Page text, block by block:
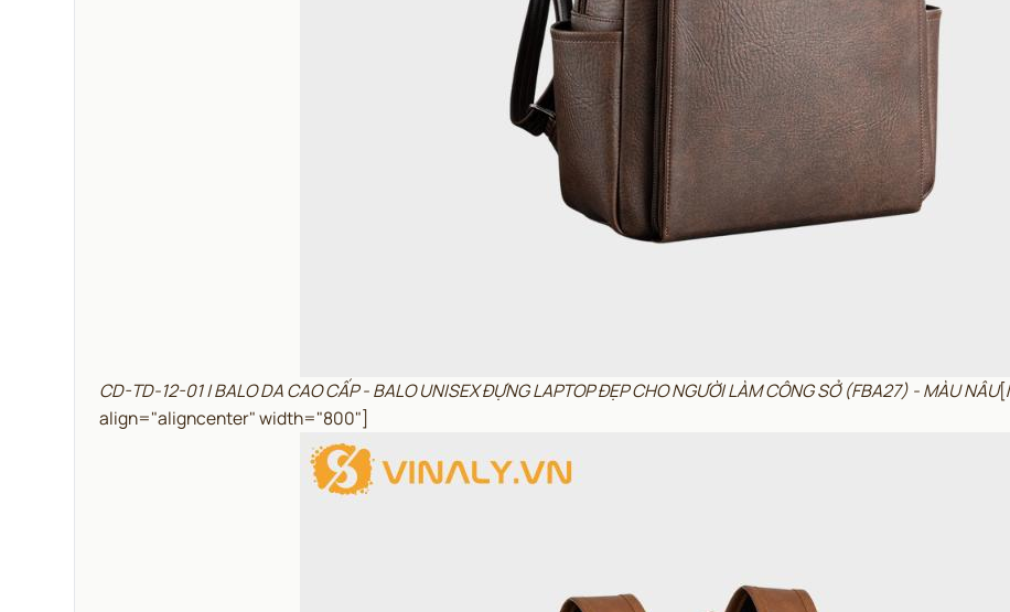
CD-TD-12-01 | BALO DA CAO CẤP - BALO UNISEX ĐỰNG LAPTOP ĐẸP CHO NGƯỜI LÀM CÔNG SỞ (FBA27) - MÀU NÂU
align="aligncenter" width="800"]